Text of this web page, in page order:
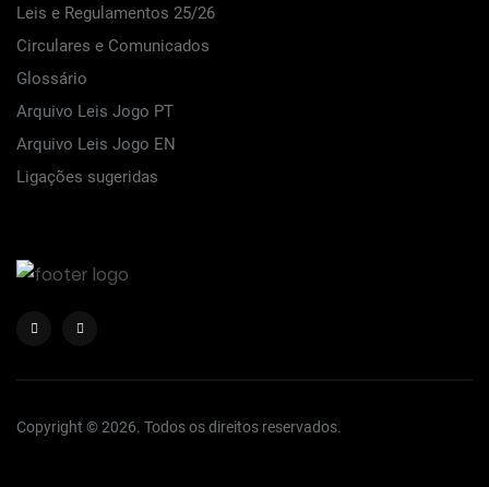
Leis e Regulamentos 25/26
Circulares e Comunicados
Glossário
Arquivo Leis Jogo PT
Arquivo Leis Jogo EN
Ligações sugeridas
Copyright © 2026. Todos os direitos reservados.